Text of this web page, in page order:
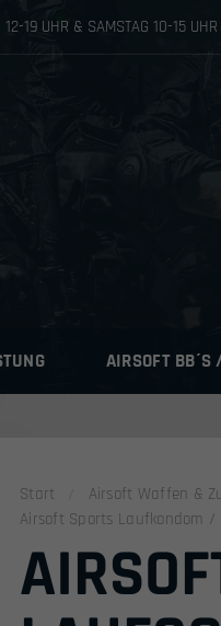
19 UHR & SAMSTAG 10-15 UHR
AIRSOFT
Start Airsoft Waffen &
Airsoft Sports Laufkondom /